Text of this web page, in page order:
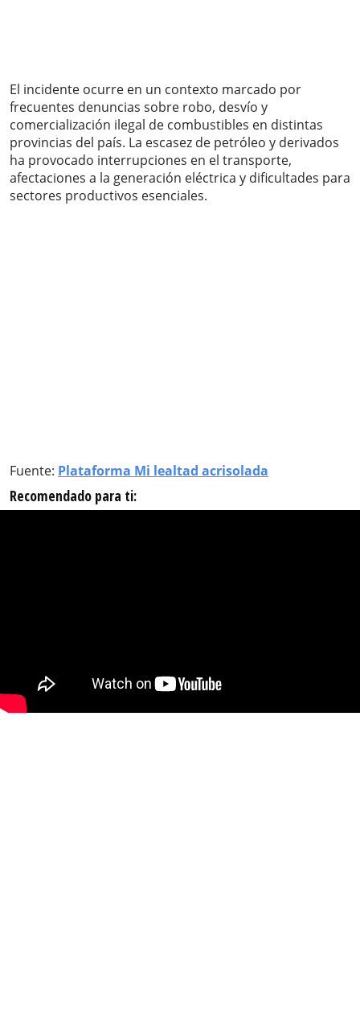
El incidente ocurre en un contexto marcado por
frecuentes denuncias sobre robo, desvío y
comercialización ilegal de combustibles en distintas
provincias del país. La escasez de petróleo y derivados
ha provocado interrupciones en el transporte,
afectaciones a la generación eléctrica y dificultades para
sectores productivos esenciales.
Fuente: Plataforma Mi lealtad acrisolada
Recomendado para ti: